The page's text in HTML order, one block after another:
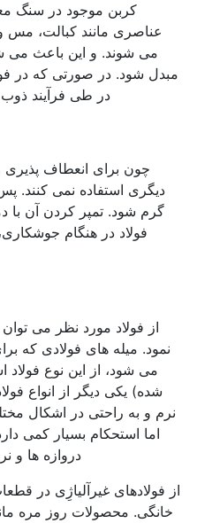
کربن موجود در سنگ
عناصری مانند کبالت، مس
می شوند. و این باعث می
مبدل شود. در صورتی که در
در طی فرآیند
چون برای انعطاف پذیری و
دیگری استفاده نمی کنند.
گرم شود. تمپر کردن آن
فولاد در هنگام
از فولاد مورد نظر می
نمود. میله های فولادی که
می شود، از این نوع
شده) یکی دیگر از انواع
نرم و به راحتی در اشکال
اما استحکام بسیار کمی
دروازه ها و
از فولادهای غیرآلیاژِی در
خانگی. محصولات روز مره